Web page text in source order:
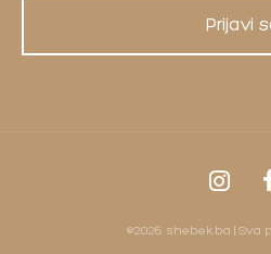
©2026 shebek.ba | Sva